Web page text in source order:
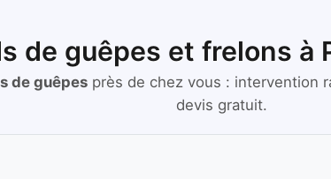
de guêpes et frelons à
de guêpes près de chez vous : intervention
devis gratuit.